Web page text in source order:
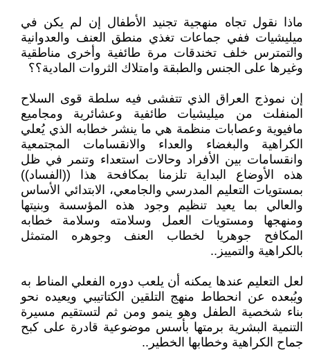
ماذا نقول تجاه منهجية تجنيد الأطفال إن لم يكن في
ميليشيات ففي جماعات تغذي منطق العنف والعدوانية
والتمترس خلف تخندقات مرة طائفية وأخرى مناطقية
وغيرها على الجنس والطبقة وامتلاك الثروات المادية؟؟
إن نموذج العراق الذي تتفشى فيه سلطة قوى السلاح
المنفلت من ميليشيات طائفية وعشائرية ومجاميع
مافيوية وعصابات منظمة هي ما ينشر خطابه الذي يُعلي
الكراهية والبغضاء والعداء والانقسامات المجتمعية
وانقسامات بين الأفراد وحالات استعداء وتنمر في ظل
هذه الأوضاع البداية تلزمنا بمكافحة هذا ((الفساد))
بمستويات التعليم المدرسي والجامعي، الابتدائي الأساس
والعالي بما يعيد تنظيم وجود هذه المؤسسة وبنيتها
ومنهجها ومستويات العمل وسلامته وسلامة خطابه
المكافح جوهريا لخطاب العنف وجوهره المتمثل
بالكراهية والتمييز..
لعل التعليم عندها يمكنه أن يلعب دوره الفعلي المناط به
ويُبعده عن انحطاط منهج التلقين الكتاتيبي ويعيده نحو
بناء شخصية الطفل وهو ينمو ومن ثم لتستقيم مسيرة
التنمية البشرية برمتها بأسس موضوعية قادرة على كبح
جماح الكراهية وخطابها الخطير..